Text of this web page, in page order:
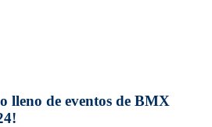
lleno de eventos de BMX